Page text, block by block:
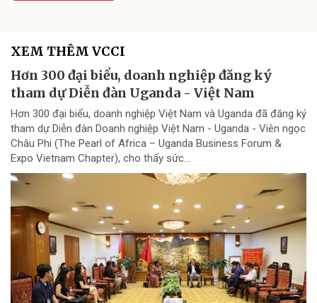
XEM THÊM VCCI
Hơn 300 đại biểu, doanh nghiệp đăng ký
tham dự Diễn đàn Uganda - Việt Nam
Hơn 300 đại biểu, doanh nghiệp Việt Nam và Uganda đã đăng ký
tham dự Diễn đàn Doanh nghiệp Việt Nam - Uganda - Viên ngọc
Châu Phi (The Pearl of Africa – Uganda Business Forum &
Expo Vietnam Chapter), cho thấy sức...